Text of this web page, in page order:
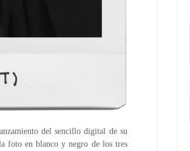
del sencillo digital de su
foto en blanco y negro de los tres